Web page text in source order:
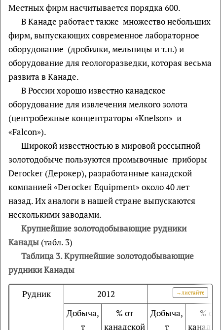
Местных фирм насчитывается порядка 600.
В Канаде работает также множество небольших
фирм, выпускающих современное лабораторное
оборудование (дробилки, мельницы и т.п.) и
оборудование для геологоразведки, которая весьма
развита в Канаде.
В России хорошо известно канадское
оборудование для извлечения мелкого золота
(центробежные концентраторы «Knelson» и
«Falcon»).
Широкой известностью в мировой россыпной
золотодобыче пользуются промывочные приборы
Deroсker (Дерокер), разработанные канадской
компанией «Deroсker Equipment» около 40 лет
назад. Их аналоги в нашей стране выпускаются
несколькими заводами.
Крупнейшие золотодобывающие рудники
Канады (табл. 3)
Таблица 3. Крупнейшие золотодобывающие
рудники Канады
Рудник 2012
2011
Добыча,
т
% от
канадской
Добыча,
т
% от